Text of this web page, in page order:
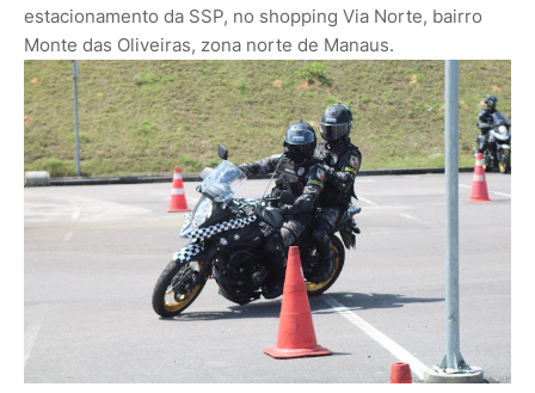
estacionamento da SSP, no shopping Via Norte, bairro
Monte das Oliveiras, zona norte de Manaus.